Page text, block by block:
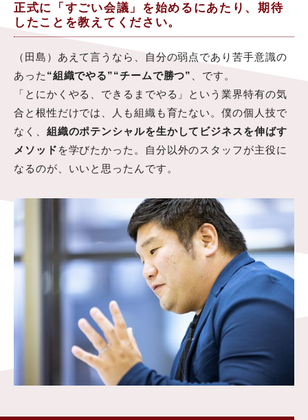
正式に「すごい会議」を始めるにあたり、期待
したことを教えてください。
（田島）あえて言うなら、自分の弱点であり苦手意識の
あった “組織でやる”“チームで勝つ”
、です。
「とにかくやる、できるまでやる」という業界特有の気
合と根性だけでは、人も組織も育たない。僕の個人技で
なく、 組織のポテンシャルを生かしてビジネスを伸ばす
メソッド を学びたかった。自分以外のスタッフが主役に
なるのが、いいと思ったんです。